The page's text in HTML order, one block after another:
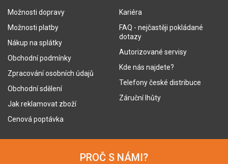
Možnosti dopravy
Možnosti platby
Nákup na splátky
Obchodní podmínky
Zpracování osobních údajů
Obchodní sdělení
Jak reklamovat zboží
Cenová poptávka
Kariéra
FAQ - nejčastěji pokládané
dotazy
Autorizované servisy
Kde nás najdete?
Telefony české distribuce
Záruční lhůty
PROČ S NÁMI?